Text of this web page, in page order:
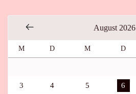
August 2026
M D M D
3 4 5 6